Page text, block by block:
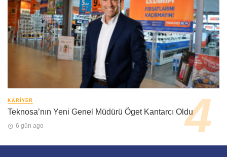
KARIYER
Teknosa’nın Yeni Genel Müdürü Öget Kantarcı Oldu
6 gün ago